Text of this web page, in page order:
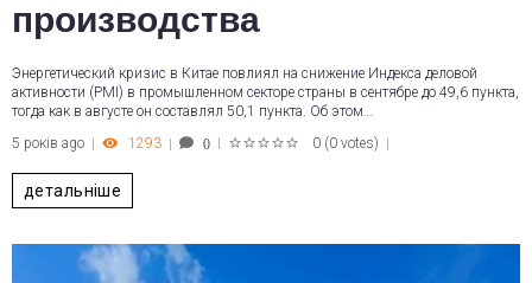
производства
Энергетический кризис в Китае повлиял на снижение Индекса деловой
активности (PMI) в промышленном секторе страны в сентябре до 49,6 пункта,
тогда как в августе он составлял 50,1 пункта. Об этом…
5 років ago
1293 0 0 (0 votes)
детальніше